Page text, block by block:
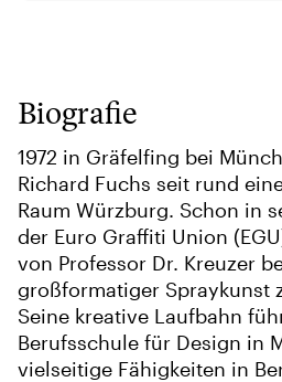
Biografie
1972 in Gräfelfing bei
Richard Fuchs seit rund
Raum Würzburg. Schon in
der Euro Graffiti Union
von Professor Dr. Kreuzer
großformatiger Spraykunst
Seine kreative Laufbahn
Berufsschule für Design in
vielseitige Fähigkeiten in